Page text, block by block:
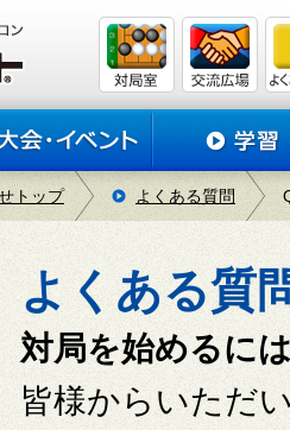
トップ よくある質問
よくある質
対局を始めるに
皆様からいただ